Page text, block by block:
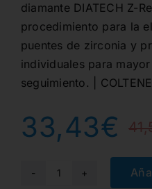
diamante DIATECH Z-
procedimiento para la
puentes de zirconia y
individuales para
seguimiento. | COLTENE
33,43€
G801Z-